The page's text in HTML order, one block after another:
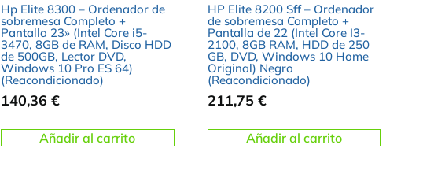
Hp Elite 8300 – Ordenador de
sobremesa Completo +
Pantalla 23» (Intel Core i5-
3470, 8GB de RAM, Disco HDD
de 500GB, Lector DVD,
Windows 10 Pro ES 64)
(Reacondicionado)
140,36€
Añadir al carrito
HP Elite 8200 Sff – Ordenador
de sobremesa Completo +
Pantalla de 22 (Intel Core I3-
2100, 8GB RAM, HDD de 250
GB, DVD, Windows 10 Home
Original) Negro
(Reacondicionado)
211,75 €
Añadir al carrito